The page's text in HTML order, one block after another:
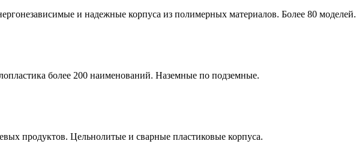
и надежные корпуса из полимерных материалов. Более 80 моделей.
более 200 наименований. Наземные по подземные.
продуктов. Цельнолитые и сварные пластиковые корпуса.